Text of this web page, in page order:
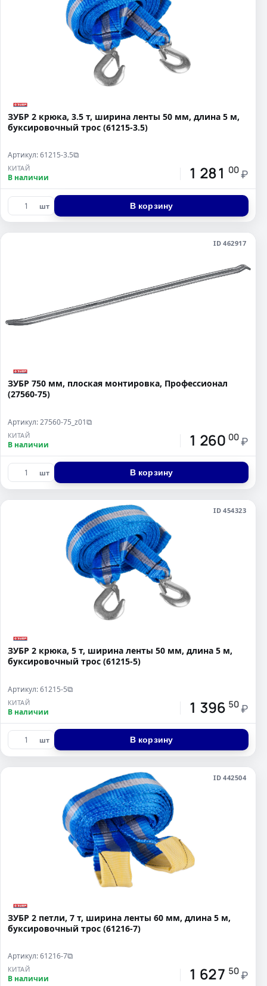
ЗУБР 2 крюка, 3.5 т, ширина ленты 50 мм, длина 5 м,
буксировочный трос (61215-3.5)
Артикул: 61215-3.5⧉
КИТАЙ
В наличии 1 281 00 ₽
шт В корзину
ID 462917
ЗУБР 750 мм, плоская монтировка, Профессионал
(27560-75)
Артикул: 27560-75_z01⧉
КИТАЙ
В наличии 1 260 00 ₽
шт В корзину
ID 454323
ЗУБР 2 крюка, 5 т, ширина ленты 50 мм, длина 5 м,
буксировочный трос (61215-5)
Артикул: 61215-5⧉
КИТАЙ
В наличии 1 396 50 ₽
шт В корзину
ID 442504
ЗУБР 2 петли, 7 т, ширина ленты 60 мм, длина 5 м,
буксировочный трос (61216-7)
Артикул: 61216-7⧉
КИТАЙ
В наличии 1 627 50 ₽